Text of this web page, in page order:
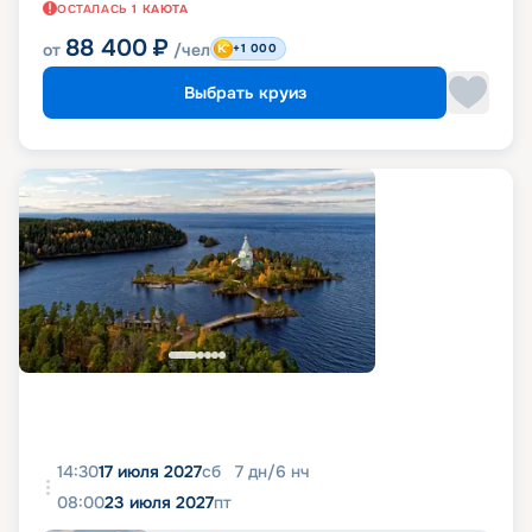
ОСТАЛАСЬ 1 КАЮТА
от 88 400 ₽ /чел +1 000
Выбрать круиз
14:3017 июля 2027сб 7 дн/6 нч
08:0023 июля 2027пт